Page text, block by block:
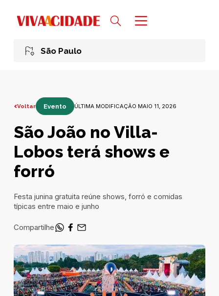
São Paulo
Voltar Evento ÚLTIMA MODIFICAÇÃO MAIO 11, 2026
São João no Villa-
Lobos terá shows e
forró
Festa junina gratuita reúne shows, forró e comidas
típicas entre maio e junho
Compartilhe